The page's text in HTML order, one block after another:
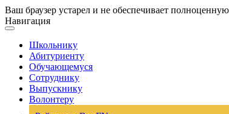
Ваш браузер устарел и не обеспечивает
Навигация
Школьнику
Абитуриенту
Обучающемуся
Сотруднику
Выпускнику
Волонтеру